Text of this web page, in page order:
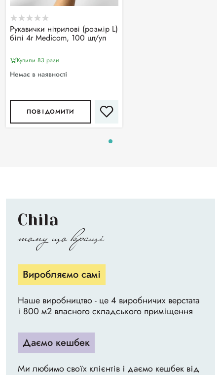
Рукавички нітрилові (розмір L)
білі 4г Medicom, 100 шт/уп
Купили 83 рази
Немає в наявності
ПОВІДОМИТИ
Chila
тому що кращі
Виробляємо самі
Наше виробництво - це 4 виробничих верстата
і 800 м2 власного складського приміщення
Даємо кешбек
Ми любимо своїх клієнтів і даємо кешбек від